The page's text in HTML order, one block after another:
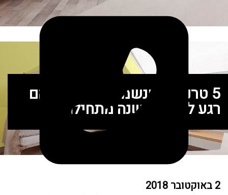
5 טרנדים שנשמח להיפטר מהם
רגע לפני שהשנה מתחילה
2 באוקטובר 2018